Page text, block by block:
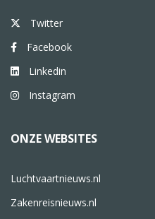
Twitter
Facebook
Linkedin
Instagram
ONZE WEBSITES
Luchtvaartnieuws.nl
Zakenreisnieuws.nl